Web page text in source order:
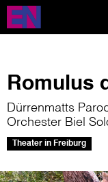
Aller
contenu
Romulus
Dürrenmatts
Orchester Biel
Theater in Freiburg
Image